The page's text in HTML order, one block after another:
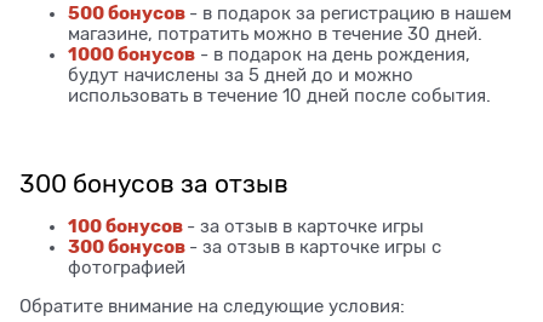
500 бонусов - в подарок за регистрацию в нашем
магазине, потратить можно в течение 30 дней.
1000 бонусов - в подарок на день рождения,
будут начислены за 5 дней до и можно
использовать в течение 10 дней после события.
300 бонусов за отзыв
100 бонусов - за отзыв в карточке игры
300 бонусов - за отзыв в карточке игры с
фотографией
Обратите внимание на следующие условия: